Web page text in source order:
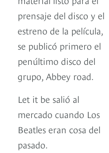
prensaje del disco y el
estreno de la película,
se publicó primero el
penúltimo disco del
grupo, Abbey road.
Let it be salió al
mercado cuando Los
Beatles eran cosa del
pasado.